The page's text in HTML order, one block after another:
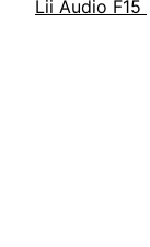
Lii Audio F15